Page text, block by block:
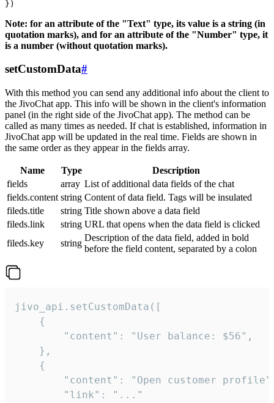
Note: for an attribute of the "Text" type, its value is a string (in
quotation marks), and for an attribute of the "Number" type, it
is a number (without quotation marks).
setCustomData#
With this method you can send any additional info about the client to
the JivoChat app. This info will be shown in the client's information
panel (in the right side of the JivoChat app). The method can be
called as many times as needed. If chat is established, information in
JivoChat app will be updated in the real time. Fields are shown in
the same order as they appear in the fields array.
Name Type
Description
fields
array List of additional data fields of the chat
fields.content string Content of data field. Tags will be insulated
fileds.title
string Title shown above a data field
fileds.link
string URL that opens when the data field is clicked
fileds.key
string
Description of the data field, added in bold
before the field content, separated by a colon
jivo_api.setCustomData([
    {
        "content": "User balance: $56",
    },
    {
"content": "Open customer
        "link": "..."